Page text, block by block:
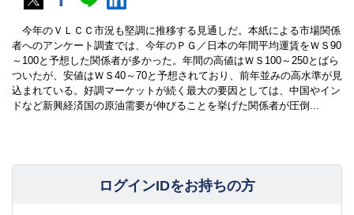
今年のＶＬＣＣ市況も堅調に推移する見通しだ。本紙による市場関係
者へのアンケート調査では、今年のＰＧ／日本の年間平均運賃をＷＳ90
～100と予想した関係者が多かった。年間の高値はＷＳ100～250とばら
ついたが、安値はＷＳ40～70と予想されており、前年並みの高水準が見
込まれている。好調マーケットが続く最大の要因としては、中国やイン
ドなど新興経済国の原油需要が伸びることを挙げた関係者が圧倒...
ログインIDをお持ちの方